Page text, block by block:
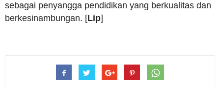
sebagai penyangga pendidikan yang berkualitas dan
berkesinambungan. [Lip]